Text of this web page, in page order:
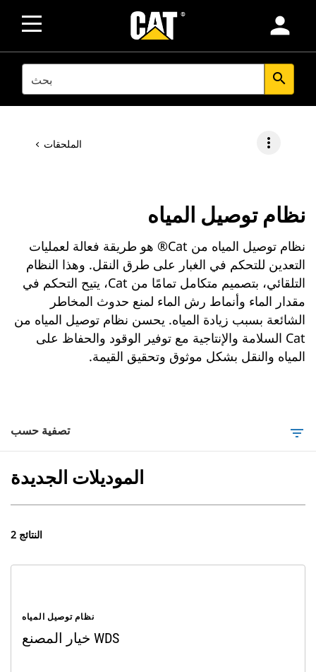
person
SEARCH search
الملحقات more_vert
نظام توصيل المياه
نظام توصيل المياه من Cat® هو طريقة فعالة لعمليات
التعدين للتحكم في الغبار على طرق النقل. وهذا النظام
التلقائي، بتصميم متكامل تمامًا من Cat، يتيح التحكم في
مقدار الماء وأنماط رش الماء لمنع حدوث المخاطر
الشائعة بسبب زيادة المياه. يحسن نظام توصيل المياه من
Cat السلامة والإنتاجية مع توفير الوقود والحفاظ على
المياه والنقل بشكل موثوق وتحقيق القيمة.
تصفية حسب filter_list
الموديلات الجديدة
2 النتائج
نظام توصيل المياه
خيار المصنع WDS